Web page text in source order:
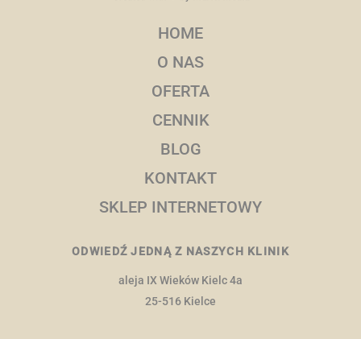
HOME
O NAS
OFERTA
CENNIK
BLOG
KONTAKT
SKLEP INTERNETOWY
ODWIEDŹ JEDNĄ Z NASZYCH KLINIK
aleja IX Wieków Kielc 4a
25-516 Kielce